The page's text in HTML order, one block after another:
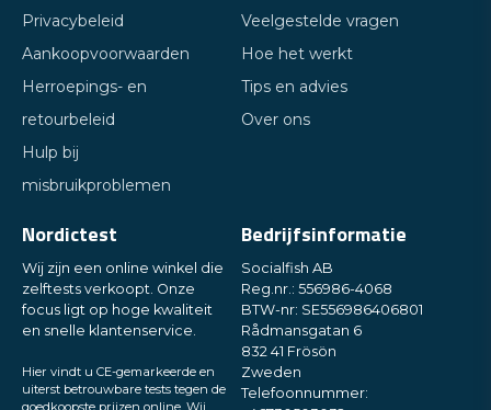
Privacybeleid
Aankoopvoorwaarden
Herroepings- en
retourbeleid
Hulp bij
misbruikproblemen
Veelgestelde vragen
Hoe het werkt
Tips en advies
Over ons
Nordictest
Wij zijn een online winkel die
zelftests verkoopt. Onze
focus ligt op hoge kwaliteit
en snelle klantenservice.
Hier vindt u CE-gemarkeerde en
uiterst betrouwbare tests tegen de
goedkoopste prijzen online. Wij
Bedrijfsinformatie
Socialfish AB
Reg.nr.: 556986-4068
BTW-nr: SE556986406801
Rådmansgatan 6
832 41 Frösön
Zweden
Telefoonnummer: